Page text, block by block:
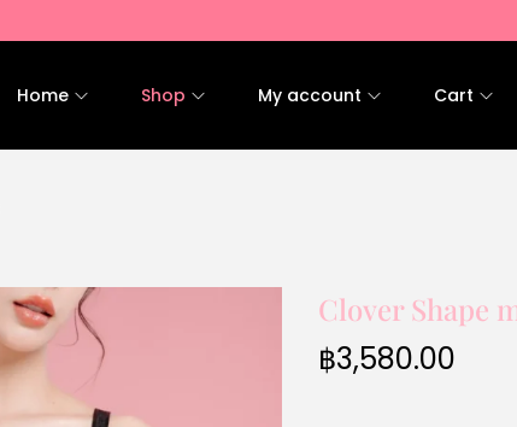
Home Shop My account Cart
Clover Shape
฿3,580.00